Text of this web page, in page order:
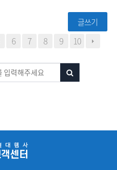
글쓰기
6 7 8 9 10